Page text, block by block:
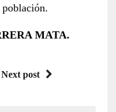
MATA.
Next post